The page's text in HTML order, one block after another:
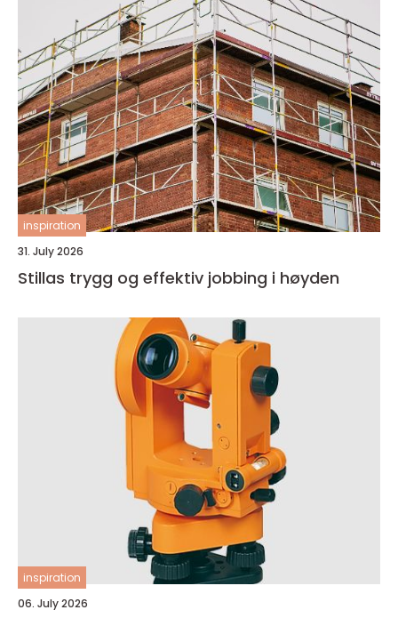
inspiration
31. July 2026
Stillas trygg og effektiv jobbing i høyden
inspiration
06. July 2026